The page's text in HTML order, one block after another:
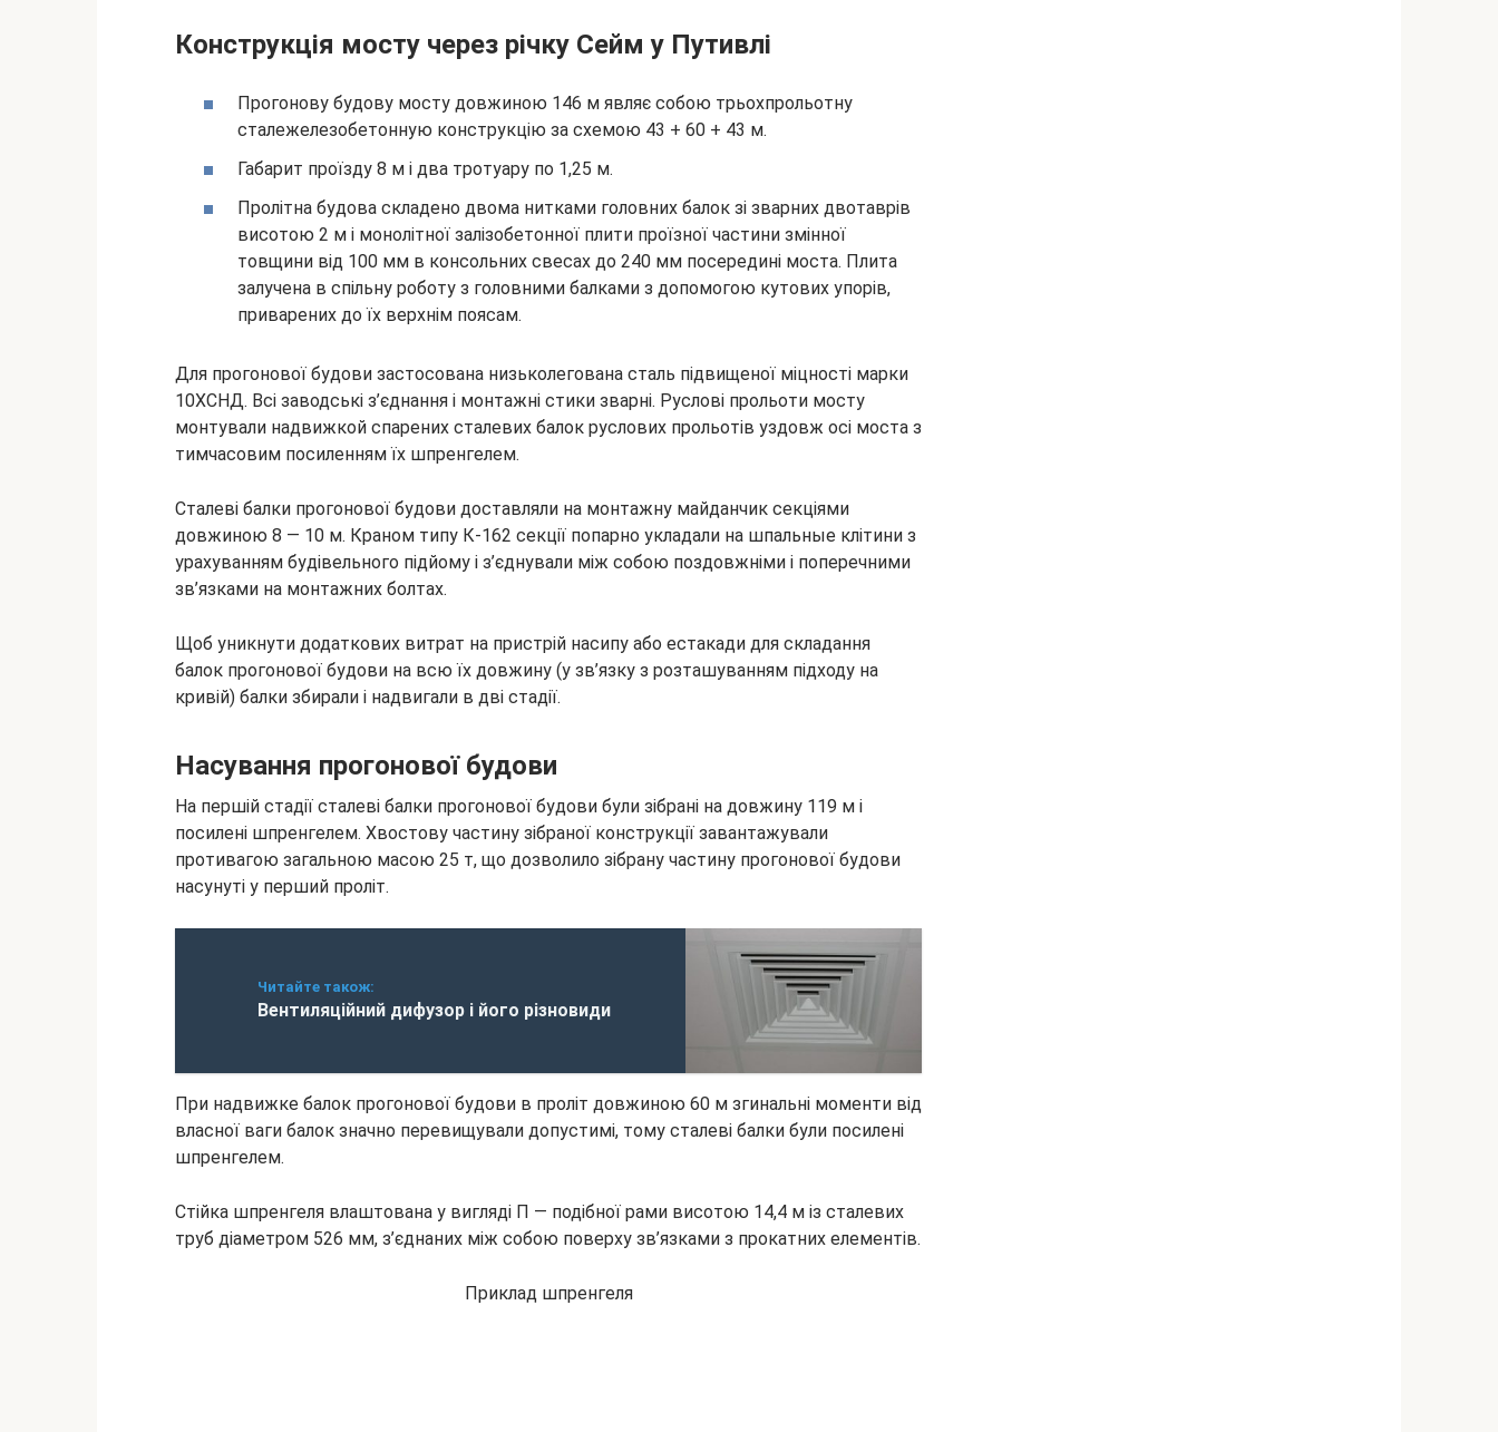
Конструкція мосту через річку Сейм у Путивлі
Прогонову будову мосту довжиною 146 м являє собою трьохпрольотну
сталежелезобетонную конструкцію за схемою 43 + 60 + 43 м.
Габарит проїзду 8 м і два тротуару по 1,25 м.
Пролітна будова складено двома нитками головних балок зі зварних двотаврів
висотою 2 м і монолітної залізобетонної плити проїзної частини змінної
товщини від 100 мм в консольних свесах до 240 мм посередині моста. Плита
залучена в спільну роботу з головними балками з допомогою кутових упорів,
приварених до їх верхнім поясам.
Для прогонової будови застосована низьколегована сталь підвищеної міцності марки
10ХСНД. Всі заводські з’єднання і монтажні стики зварні. Руслові прольоти мосту
монтували надвижкой спарених сталевих балок руслових прольотів уздовж осі моста з
тимчасовим посиленням їх шпренгелем.
Сталеві балки прогонової будови доставляли на монтажну майданчик секціями
довжиною 8 — 10 м. Краном типу К-162 секції попарно укладали на шпальные клітини з
урахуванням будівельного підйому і з’єднували між собою поздовжніми і поперечними
зв’язками на монтажних болтах.
Щоб уникнути додаткових витрат на пристрій насипу або естакади для складання
балок прогонової будови на всю їх довжину (у зв’язку з розташуванням підходу на
кривій) балки збирали і надвигали в дві стадії.
Насування прогонової будови
На першій стадії сталеві балки прогонової будови були зібрані на довжину 119 м і
посилені шпренгелем. Хвостову частину зібраної конструкції завантажували
противагою загальною масою 25 т, що дозволило зібрану частину прогонової будови
насунуті у перший проліт.
Читайте також:
Вентиляційний дифузор і його різновиди
При надвижке балок прогонової будови в проліт довжиною 60 м згинальні моменти від
власної ваги балок значно перевищували допустимі, тому сталеві балки були посилені
шпренгелем.
Стійка шпренгеля влаштована у вигляді П — подібної рами висотою 14,4 м із сталевих
труб діаметром 526 мм, з’єднаних між собою поверху зв’язками з прокатних елементів.
Приклад шпренгеля